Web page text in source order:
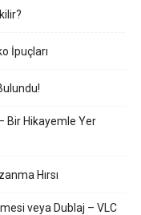
İpuçları
Bir Hikayemle Yer
Hırsı
veya Dublaj – VLC